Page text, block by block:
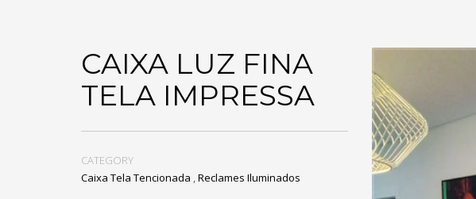
CAIXA LUZ FINA
TELA IMPRESSA
CATEGORY
Caixa Tela Tencionada ,Reclames Iluminados